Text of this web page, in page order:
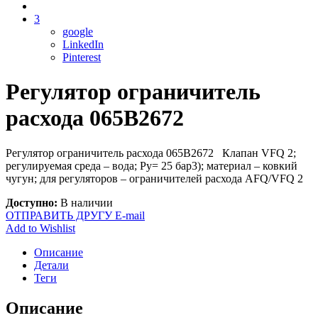
3
google
LinkedIn
Pinterest
Регулятор ограничитель
расхода 065B2672
Регулятор ограничитель расхода 065B2672 Клапан VFQ 2;
регулируемая среда – вода; Ру= 25 бар3); материал – ковкий
чугун; для регуляторов – ограничителей расхода AFQ/VFQ 2
Доступно: В наличии
ОТПРАВИТЬ ДРУГУ E-mail
Add to Wishlist
Описание
Детали
Теги
Описание